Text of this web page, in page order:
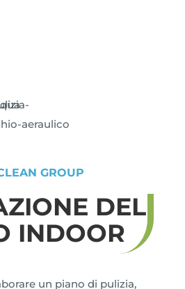
GROUP
DEL
INDOOR
un piano di pulizia,